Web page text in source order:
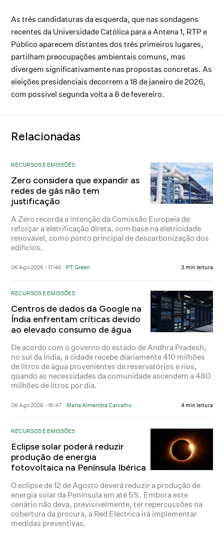
As três candidaturas da esquerda, que nas sondagens
recentes da Universidade Católica para a Antena 1, RTP e
Público aparecem distantes dos três primeiros lugares,
partilham preocupações ambientais comuns, mas
divergem significativamente nas propostas concretas. As
eleições presidenciais decorrem a 18 de janeiro de 2026,
com possível segunda volta a 8 de fevereiro.
Relacionadas
RECURSOS E EMISSÕES
Zero considera que expandir as
redes de gás não tem
justificação
A Zero recorda a intenção da Comissão Europeia de
reforçar a eletrificação direta, com base na eletricidade
renovável, como ponto principal de descarbonização dos
edifícios.
06 Ago 2026 - 17:46 PT Green 3 min leitura
RECURSOS E EMISSÕES
Centros de dados da Google na
Índia enfrentam críticas devido
ao elevado consumo de água
De acordo com o governo do estado de Andhra Pradesh,
no sul da Índia, a cidade recebe diariamente 410 milhões
de litros de água provenientes de reservatórios e rios,
quando as necessidades da comunidade ascendem a 480
milhões de litros por dia.
06 Ago 2026 - 16:47 Maria Almendra Carvalho 4 min leitura
RECURSOS E EMISSÕES
Eclipse solar poderá reduzir
produção de energia
fotovoltaica na Península Ibérica
O eclipse de 12 de Agosto deverá reduzir a produção de
energia solar da Península em até 5%. Embora este
cenário não deva, previsivelmente, ter repercussões na
cobertura da procura, a Red Eléctrica irá implementar
medidas preventivas.